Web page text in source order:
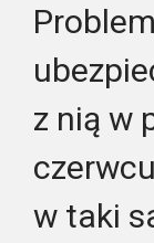
z nią w
w taki